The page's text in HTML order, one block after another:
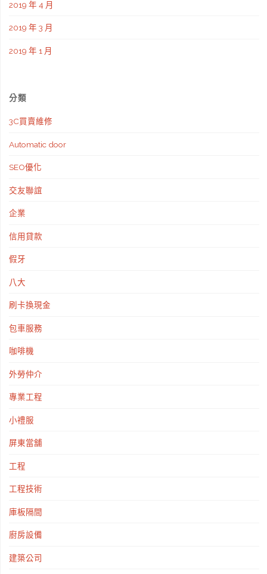
2019 年 4 月
2019 年 3 月
2019 年 1 月
分類
3C買賣維修
Automatic door
SEO優化
交友聯誼
企業
信用貸款
假牙
八大
刷卡換現金
包車服務
咖啡機
外勞仲介
專業工程
小禮服
屏東當舖
工程
工程技術
庫板隔間
廚房設備
建築公司